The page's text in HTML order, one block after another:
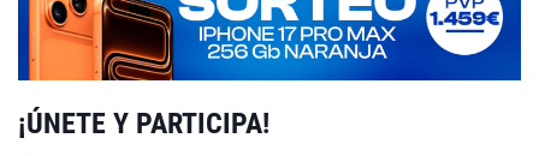
¡ÚNETE Y PARTICIPA!